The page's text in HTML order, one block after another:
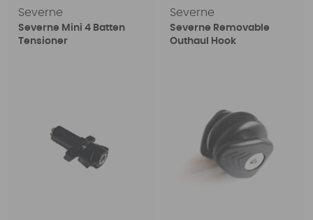
Severne
Severne Mini 4 Batten
Tensioner
Severne
Severne Removable
Outhaul Hook